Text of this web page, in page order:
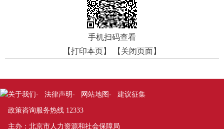
手机扫码查看
【打印本页】
【关闭页面】
关于我们- 法律声明- 网站地图- 建议征集
政策咨询服务热线 12333
主办：北京市人力资源和社会保障局